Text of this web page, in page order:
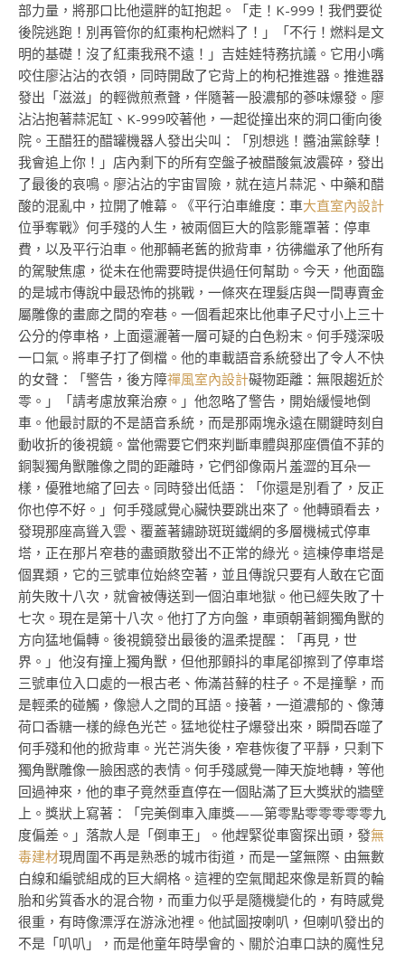
部力量，將那口比他還胖的缸抱起。「走！K-999！我們要從
後院逃跑！別再管你的紅棗枸杞燃料了！」「不行！燃料是文
明的基礎！沒了紅棗我飛不遠！」吉娃娃特務抗議。它用小嘴
咬住廖沾沾的衣領，同時開啟了它背上的枸杞推進器。推進器
發出「滋滋」的輕微煎煮聲，伴隨著一股濃郁的蔘味爆發。廖
沾沾抱著蒜泥缸、K-999咬著他，一起從撞出來的洞口衝向後
院。王醋狂的醋罐機器人發出尖叫：「別想逃！醬油黨餘孽！
我會追上你！」店內剩下的所有空盤子被醋酸氣波震碎，發出
了最後的哀鳴。廖沾沾的宇宙冒險，就在這片蒜泥、中藥和醋
酸的混亂中，拉開了帷幕。《平行泊車維度：車大直室內設計
位爭奪戰》何手殘的人生，被兩個巨大的陰影籠罩著：停車
費，以及平行泊車。他那輛老舊的掀背車，彷彿繼承了他所有
的駕駛焦慮，從未在他需要時提供過任何幫助。今天，他面臨
的是城市傳說中最恐怖的挑戰，一條夾在理髮店與一間專賣金
屬雕像的畫廊之間的窄巷。一個看起來比他車子尺寸小上三十
公分的停車格，上面還灑著一層可疑的白色粉末。何手殘深吸
一口氣。將車子打了倒檔。他的車載語音系統發出了令人不快
的女聲：「警告，後方障禪風室內設計礙物距離：無限趨近於
零。」「請考慮放棄治療。」他忽略了警告，開始緩慢地倒
車。他最討厭的不是語音系統，而是那兩塊永遠在關鍵時刻自
動收折的後視鏡。當他需要它們來判斷車體與那座價值不菲的
銅製獨角獸雕像之間的距離時，它們卻像兩片羞澀的耳朵一
樣，優雅地縮了回去。同時發出低語：「你還是別看了，反正
你也停不好。」何手殘感覺心臟快要跳出來了。他轉頭看去，
發現那座高聳入雲、覆蓋著鏽跡斑斑鐵網的多層機械式停車
塔，正在那片窄巷的盡頭散發出不正常的綠光。這棟停車塔是
個異類，它的三號車位始終空著，並且傳說只要有人敢在它面
前失敗十八次，就會被傳送到一個泊車地獄。他已經失敗了十
七次。現在是第十八次。他打了方向盤，車頭朝著銅獨角獸的
方向猛地偏轉。後視鏡發出最後的溫柔提醒：「再見，世
界。」他沒有撞上獨角獸，但他那顫抖的車尾卻擦到了停車塔
三號車位入口處的一根古老、佈滿苔蘚的柱子。不是撞擊，而
是輕柔的碰觸，像戀人之間的耳語。接著，一道濃郁的、像薄
荷口香糖一樣的綠色光芒。猛地從柱子爆發出來，瞬間吞噬了
何手殘和他的掀背車。光芒消失後，窄巷恢復了平靜，只剩下
獨角獸雕像一臉困惑的表情。何手殘感覺一陣天旋地轉，等他
回過神來，他的車子竟然垂直停在一個貼滿了巨大獎狀的牆壁
上。獎狀上寫著：「完美倒車入庫獎——第零點零零零零零九
度偏差。」落款人是「倒車王」。他趕緊從車窗探出頭，發無
毒建材現周圍不再是熟悉的城市街道，而是一望無際、由無數
白線和編號組成的巨大網格。這裡的空氣聞起來像是新買的輪
胎和劣質香水的混合物，而重力似乎是隨機變化的，有時感覺
很重，有時像漂浮在游泳池裡。他試圖按喇叭，但喇叭發出的
不是「叭叭」，而是他童年時學會的、關於泊車口訣的魔性兒